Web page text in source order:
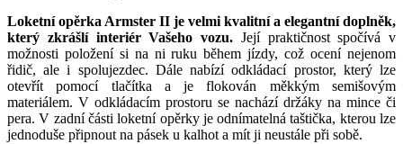
Loketní opěrka Armster II je velmi kvalitní a elegantní doplněk,
který zkrášlí interiér Vašeho vozu. Její praktičnost spočívá v
možnosti položení si na ni ruku během jízdy, což ocení nejenom
řidič, ale i spolujezdec. Dále nabízí odkládací prostor, který lze
otevřít pomocí tlačítka a je flokován měkkým semišovým
materiálem. V odkládacím prostoru se nachází držáky na mince či
pera. V zadní části loketní opěrky je odnímatelná taštička, kterou lze
jednoduše připnout na pásek u kalhot a mít ji neustále při sobě.